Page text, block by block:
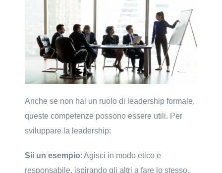
Anche se non hai un ruolo di leadership formale,
queste competenze possono essere utili. Per
sviluppare la leadership:
Sii un esempio: Agisci in modo etico e
responsabile, ispirando gli altri a fare lo stesso.